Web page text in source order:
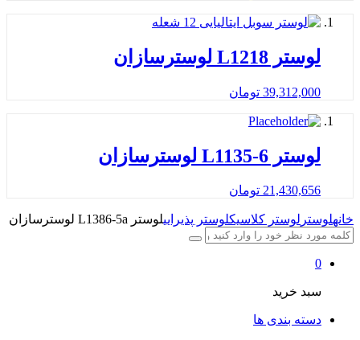
لوستر L1218 لوسترسازان
39,312,000 تومان
لوستر L1135-6 لوسترسازان
21,430,656 تومان
خانهلوستر لوستر کلاسیکلوستر پذیراییلوستر L1386-5a لوسترسازان
0
سبد خرید
دسته بندی ها